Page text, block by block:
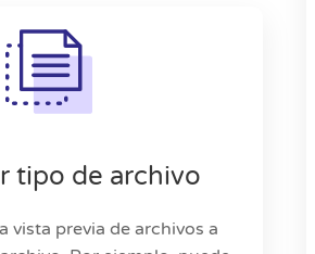
tipo de archivo
vista previa de archivos a